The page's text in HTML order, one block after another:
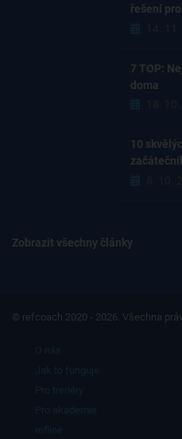
řešení
7 TOP:
doma
10
Zobrazit všechny články
© refcoach 2020 - 2026. Všechna